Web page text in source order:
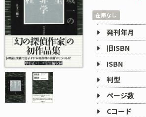
在庫なし
発刊年月
旧ISBN
ISBN
判型
ページ数
Cコード